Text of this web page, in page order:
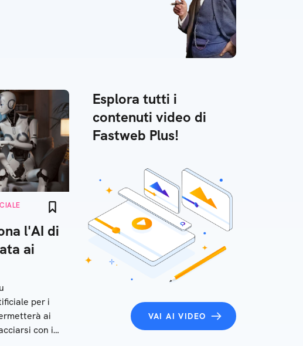
l'AI di
ai
per i
ai
con i
Esplora tutti i
contenuti video di
Fastweb Plus!
VAI AI VIDEO